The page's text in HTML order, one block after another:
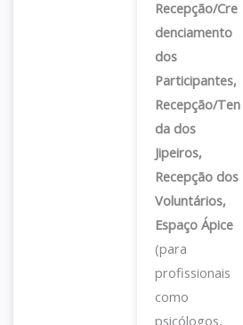
Recepção/Cre
denciamento
dos
Participantes,
Recepção/Ten
da dos
Jipeiros,
Recepção dos
Voluntários,
Espaço Ápice
(para
profissionais
como
psicólogos,